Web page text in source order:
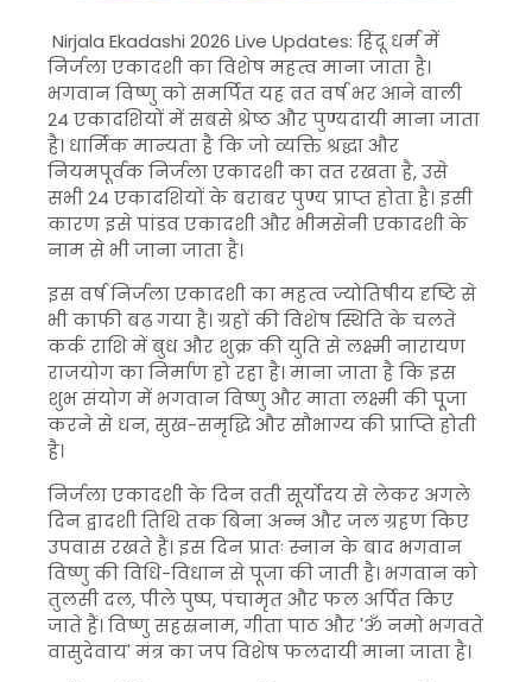
Nirjala Ekadashi 2026 Live Updates: हिंदू धर्म में
निर्जला एकादशी का विशेष महत्व माना जाता है।
भगवान विष्णु को समर्पित यह व्रत वर्ष भर आने वाली
24 एकादशियों में सबसे श्रेष्ठ और पुण्यदायी माना जाता
है। धार्मिक मान्यता है कि जो व्यक्ति श्रद्धा और
नियमपूर्वक निर्जला एकादशी का व्रत रखता है, उसे
सभी 24 एकादशियों के बराबर पुण्य प्राप्त होता है। इसी
कारण इसे पांडव एकादशी और भीमसेनी एकादशी के
नाम से भी जाना जाता है।
इस वर्ष निर्जला एकादशी का महत्व ज्योतिषीय दृष्टि से
भी काफी बढ़ गया है। ग्रहों की विशेष स्थिति के चलते
कर्क राशि में बुध और शुक्र की युति से लक्ष्मी नारायण
राजयोग का निर्माण हो रहा है। माना जाता है कि इस
शुभ संयोग में भगवान विष्णु और माता लक्ष्मी की पूजा
करने से धन, सुख-समृद्धि और सौभाग्य की प्राप्ति होती
है।
निर्जला एकादशी के दिन व्रती सूर्योदय से लेकर अगले
दिन द्वादशी तिथि तक बिना अन्न और जल ग्रहण किए
उपवास रखते हैं। इस दिन प्रातः स्नान के बाद भगवान
विष्णु की विधि-विधान से पूजा की जाती है। भगवान को
तुलसी दल, पीले पुष्प, पंचामृत और फल अर्पित किए
जाते हैं। विष्णु सहस्रनाम, गीता पाठ और 'ॐ नमो भगवते
वासुदेवाय' मंत्र का जप विशेष फलदायी माना जाता है।